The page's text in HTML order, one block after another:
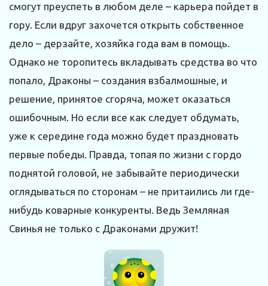
смогут преуспеть в любом деле – карьера пойдет в
гору. Если вдруг захочется открыть собственное
дело – дерзайте, хозяйка года вам в помощь.
Однако не торопитесь вкладывать средства во что
попало, Драконы – создания взбалмошные, и
решение, принятое сгоряча, может оказаться
ошибочным. Но если все как следует обдумать,
уже к середине года можно будет праздновать
первые победы. Правда, топая по жизни с гордо
поднятой головой, не забывайте периодически
оглядываться по сторонам – не притаились ли где-
нибудь коварные конкуренты. Ведь Земляная
Свинья не только с Драконами дружит!